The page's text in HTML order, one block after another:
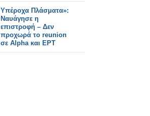
Υπέροχα Πλάσματα»:
Ναυάγησε η
επιστροφή – Δεν
προχωρά το reunion
σε Alpha και ΕΡΤ